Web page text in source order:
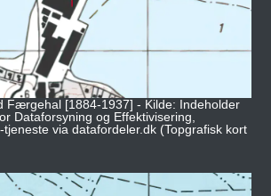
Færgehal [1884-1937] - Kilde: Indeholder
Dataforsyning og Effektivisering,
via datafordeler.dk (Topgrafisk kort